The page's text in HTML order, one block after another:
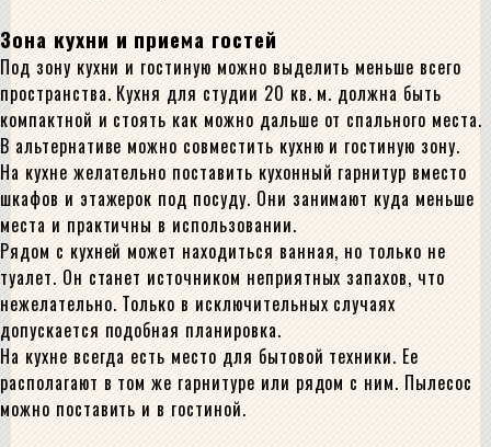
Зона кухни и приема гостей
Под зону кухни и гостиную можно выделить меньше всего
пространства. Кухня для студии 20 кв. м. должна быть
компактной и стоять как можно дальше от спального места.
В альтернативе можно совместить кухню и гостиную зону.
На кухне желательно поставить кухонный гарнитур вместо
шкафов и этажерок под посуду. Они занимают куда меньше
места и практичны в использовании.
Рядом с кухней может находиться ванная, но только не
туалет. Он станет источником неприятных запахов, что
нежелательно. Только в исключительных случаях
допускается подобная планировка.
На кухне всегда есть место для бытовой техники. Ее
располагают в том же гарнитуре или рядом с ним. Пылесос
можно поставить и в гостиной.